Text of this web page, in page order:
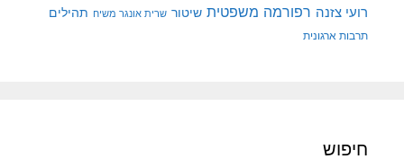
רועי צזנה רפורמה משפטית שיטור שרית אונגר משיח תהילים
תרבות ארגונית
חיפוש